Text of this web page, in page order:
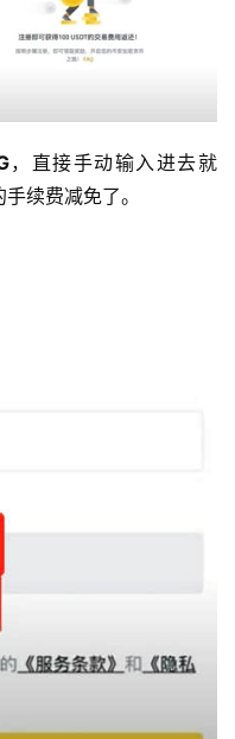
，直接手动输入进去就
续费减免了。